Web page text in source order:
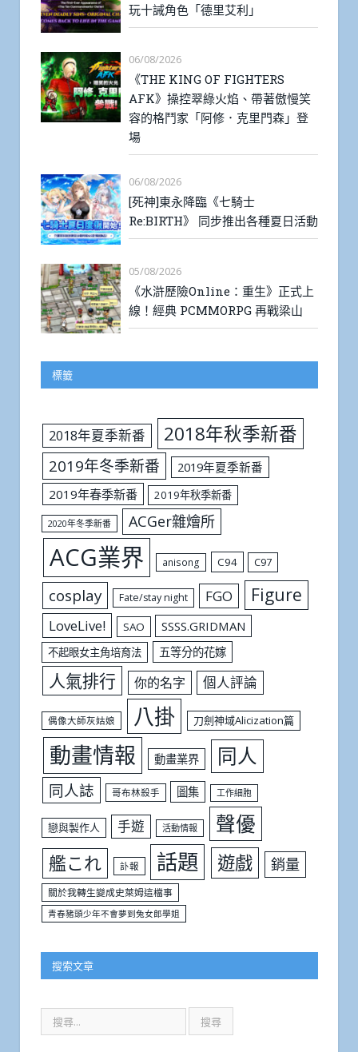
玩十誡角色「德里艾利」
06/08/2026
《THE KING OF FIGHTERS
AFK》操控翠綠火焰、帶著傲慢笑
容的格鬥家「阿修．克里門森」登
場
06/08/2026
[死神]東永降臨《七騎士
Re:BIRTH》 同步推出各種夏日活動
05/08/2026
《水滸歷險Online：重生》正式上
線！經典 PCMMORPG 再戰梁山
標籤
2018年夏季新番 2018年秋季新番
2019年冬季新番
2019年夏季新番
2019年春季新番
2019年秋季新番
2020年冬季新番 ACGer雜燴所
ACG業界 anisong C94 C97
cosplay Fate/stay night FGO Figure
LoveLive! SAO SSSS.GRIDMAN
不起眼女主角培育法 五等分的花嫁
人氣排行 你的名字 個人評論
偶像大師灰姑娘 八掛 刀劍神域Alicization篇
動畫情報 動畫業界 同人
同人誌 哥布林殺手 圖集 工作細胞
戀與製作人 手遊 活動情報 聲優
艦これ 訃報 話題 遊戲 銷量
關於我轉生變成史萊姆這檔事
青春豬頭少年不會夢到兔女郎學姐
搜索文章